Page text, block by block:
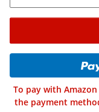
To pay with
the payment